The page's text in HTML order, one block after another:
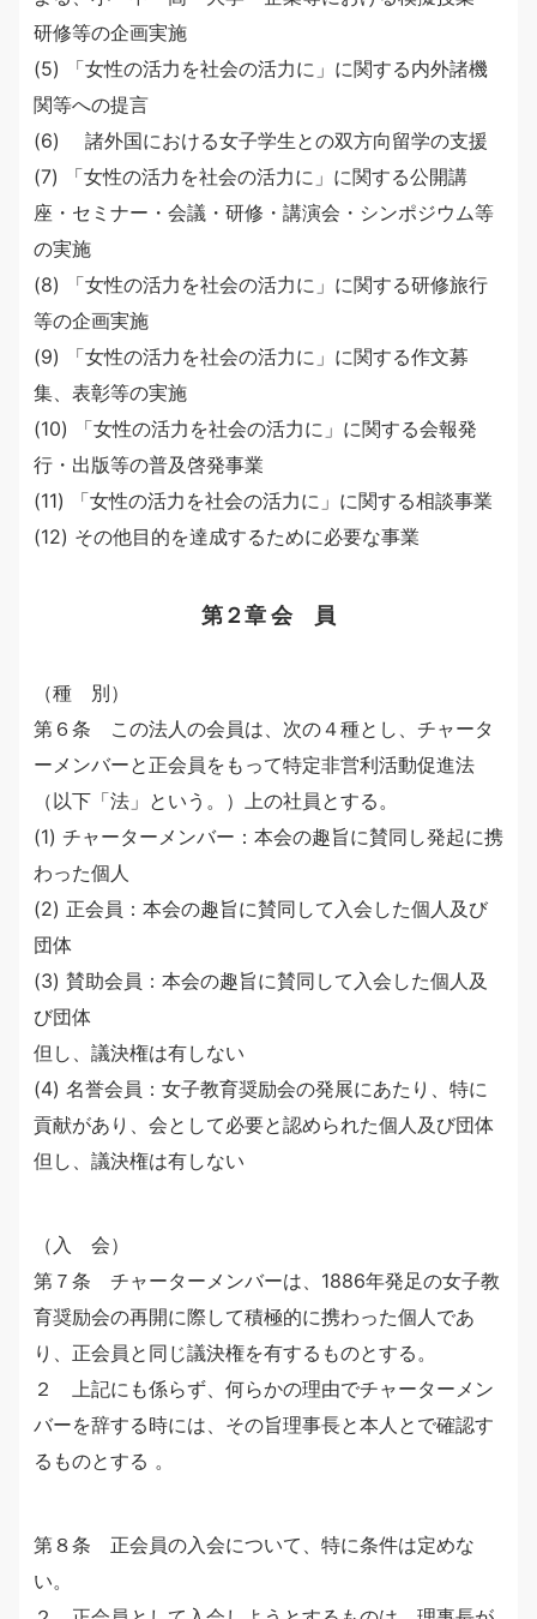
研修等の企画実施
(5) 「女性の活力を社会の活力に」に関する内外諸機
関等への提言
(6) 諸外国における女子学生との双方向留学の支援
(7) 「女性の活力を社会の活力に」に関する公開講
座・セミナー・会議・研修・講演会・シンポジウム等
の実施
(8) 「女性の活力を社会の活力に」に関する研修旅行
等の企画実施
(9) 「女性の活力を社会の活力に」に関する作文募
集、表彰等の実施
(10) 「女性の活力を社会の活力に」に関する会報発
行・出版等の普及啓発事業
(11) 「女性の活力を社会の活力に」に関する相談事業
(12) その他目的を達成するために必要な事業
第２章 会 員
（種 別）
第６条 この法人の会員は、次の４種とし、チャータ
ーメンバーと正会員をもって特定非営利活動促進法
（以下「法」という。）上の社員とする。
(1) チャーターメンバー：本会の趣旨に賛同し発起に携
わった個人
(2) 正会員：本会の趣旨に賛同して入会した個人及び
団体
(3) 賛助会員：本会の趣旨に賛同して入会した個人及
び団体
但し、議決権は有しない
(4) 名誉会員：女子教育奨励会の発展にあたり、特に
貢献があり、会として必要と認められた個人及び団体
但し、議決権は有しない
（入 会）
第７条 チャーターメンバーは、1886年発足の女子教
育奨励会の再開に際して積極的に携わった個人であ
り、正会員と同じ議決権を有するものとする。
２ 上記にも係らず、何らかの理由でチャーターメン
バーを辞する時には、その旨理事長と本人とで確認す
るものとする 。
第８条 正会員の入会について、特に条件は定めな
い。